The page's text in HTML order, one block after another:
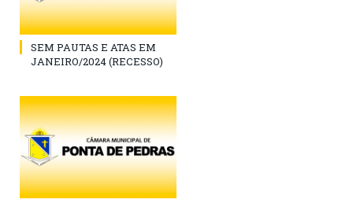
SEM PAUTAS E ATAS EM
JANEIRO/2024 (RECESSO)